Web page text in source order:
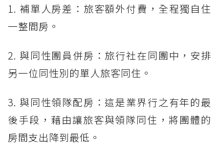
1. 補單人房差：旅客額外付費，全程獨自住
一整間房。
2. 與同性團員併房：旅行社在同團中，安排
另一位同性別的單人旅客同住。
3. 與同性領隊配房：這是業界行之有年的最
後手段，藉由讓旅客與領隊同住，將團體的
房間支出降到最低。